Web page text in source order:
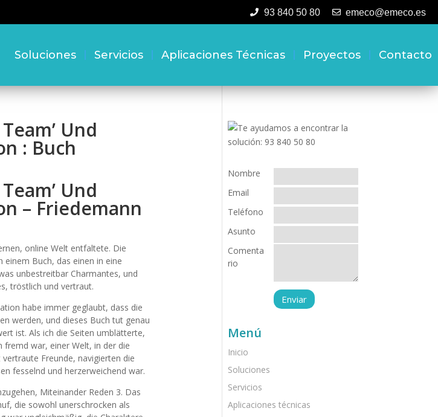
93 840 50 80 emeco@emeco.es
Soluciones Servicios Aplicaciones Técnicas Proyectos Contacto
Und
: Buch
Und
– Friedemann
online Welt entfaltete. Die
einem Buch, das einen in eine
unbestreitbar Charmantes, und
tröstlich und vertraut.
habe immer geglaubt, dass die
werden, und dieses Buch tut genau
ist. Als ich die Seiten umblätterte,
war, einer Welt, in der die
Freunde, navigierten die
fesselnd und herzerweichend war.
Miteinander Reden 3. Das
die sowohl unerschrocken als
Nombre
Email
Teléfono
Asunto
Comenta
rio
Menú
Inicio
Soluciones
Servicios
Aplicaciones técnicas